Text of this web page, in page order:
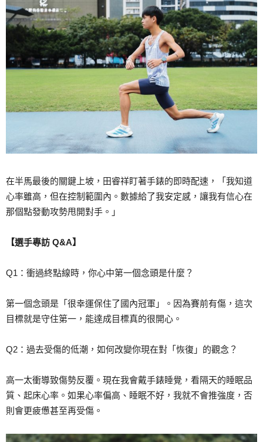
在半馬最後的關鍵上坡，田睿祥盯著手錶的即時配速，「我知道
心率雖高，但在控制範圍內。數據給了我安定感，讓我有信心在
那個點發動攻勢甩開對手。」
【選手專訪 Q&A】
Q1：衝過終點線時，你心中第一個念頭是什麼？
第一個念頭是「很幸運保住了國內冠軍」。因為賽前有傷，這次
目標就是守住第一，能達成目標真的很開心。
Q2：過去受傷的低潮，如何改變你現在對「恢復」的觀念？
高一太衝導致傷勢反覆。現在我會戴手錶睡覺，看隔天的睡眠品
質、起床心率。如果心率偏高、睡眠不好，我就不會推強度，否
則會更疲憊甚至再受傷。